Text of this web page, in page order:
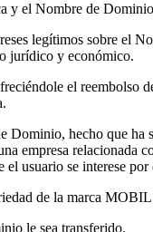
y el Nombre de
legítimos sobre el
jurídico y económico.
el reembolso
Dominio, hecho que
empresa
usuario se interese
de la marca
le sea transferido.